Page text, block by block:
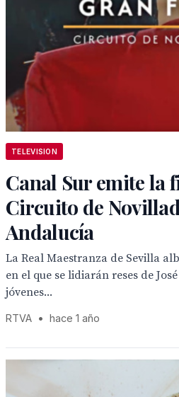
TELEVISION
Canal Sur emite la
Circuito de
Andalucía
La Real Maestranza de Sevilla
en el que se lidiarán reses de
jóvenes...
RTVA • hace 1 año